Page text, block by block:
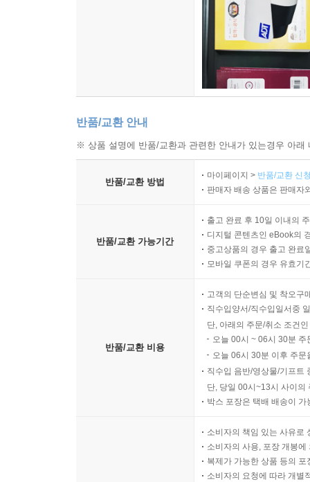
반품/교환 안내
※ 상품 설명에 반품/교환과 관련한 안내가 있는경우 아
반품/교환 방법
마이페이지 > 반품/교환 신
판매자 배송 상품은 판매자
반품/교환 가능기간
출고 완료 후 10일 이내의
디지털 콘텐츠인 eBook의
중고상품의 경우 출고 완료
모바일 쿠폰의 경우 유효기
반품/교환 비용
고객의 단순변심 및 착오구
직수입양서/직수입일서중
단, 아래의 주문/취소 조건
오늘 00시 ~ 06시 30분
오늘 06시 30분 이후 주
직수입 음반/영상물/기프트
단, 당일 00시~13시 사이의
박스 포장은 택배 배송이
소비자의 책임 있는 사유로
소비자의 사용, 포장 개봉
복제가 가능한 상품 등의
소비자의 요청에 따라 개별